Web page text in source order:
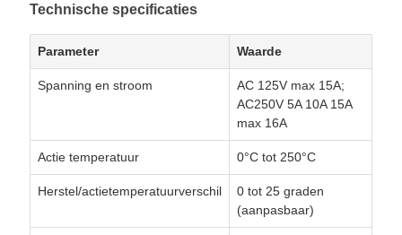
Technische specificaties
Parameter Waarde
Spanning en stroom
AC 125V max 15A;
AC250V 5A 10A 15A
max 16A
Actie temperatuur 0°C tot 250°C
Herstel/actietemperatuurverschil
0 tot 25 graden
(aanpasbaar)